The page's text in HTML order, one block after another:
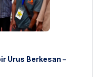
Urus Berkesan –